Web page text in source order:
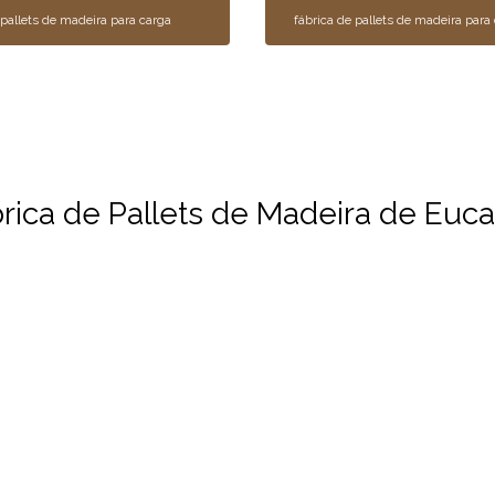
pallets de madeira para carga fábrica de pallets de madeira para
de Pallets de Madeira de